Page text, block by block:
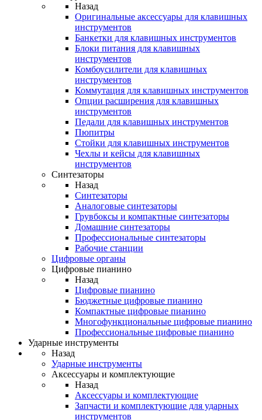
Назад
Оригинальные аксессуары для клавишных
инструментов
Банкетки для клавишных инструментов
Блоки питания для клавишных
инструментов
Комбоусилители для клавишных
инструментов
Коммутация для клавишных инструментов
Опции расширения для клавишных
инструментов
Педали для клавишных инструментов
Пюпитры
Стойки для клавишных инструментов
Чехлы и кейсы для клавишных
инструментов
Синтезаторы
Назад
Синтезаторы
Аналоговые синтезаторы
Грувбоксы и компактные синтезаторы
Домашние синтезаторы
Профессиональные синтезаторы
Рабочие станции
Цифровые органы
Цифровые пианино
Назад
Цифровые пианино
Бюджетные цифровые пианино
Компактные цифровые пианино
Многофункциональные цифровые пианино
Профессиональные цифровые пианино
Ударные инструменты
Назад
Ударные инструменты
Аксессуары и комплектующие
Назад
Аксессуары и комплектующие
Запчасти и комплектующие для ударных
инструментов